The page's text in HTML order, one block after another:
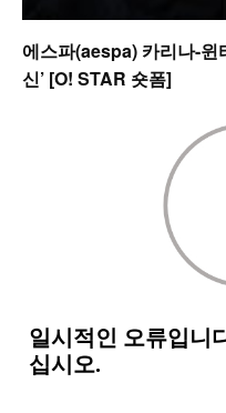
에스파(aespa) 카리나-윈
신’ [O! STAR 숏폼]